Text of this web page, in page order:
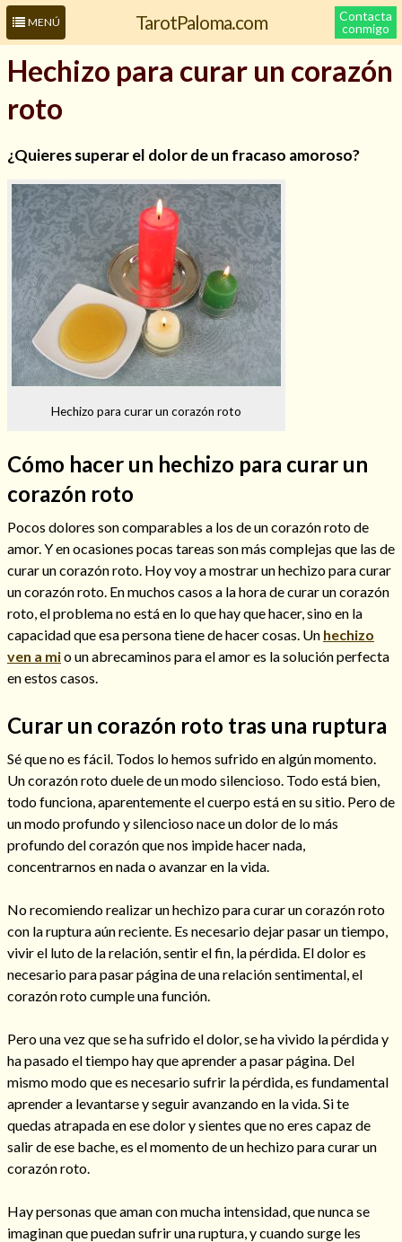
MENÚ TarotPaloma.com
Contacta
conmigo
Leer más sobre mí
Hechizos de amor
Amarre para recuperar a mi pareja
Cómo alejar a la amante de mi esposo
Hechizo para curar un corazón
roto
¿Quieres superar el dolor de un fracaso amoroso?
Hechizo para curar un corazón roto
Cómo hacer un hechizo para curar un
corazón roto
Pocos dolores son comparables a los de un corazón roto de
amor. Y en ocasiones pocas tareas son más complejas que las de
curar un corazón roto. Hoy voy a mostrar un hechizo para curar
un corazón roto. En muchos casos a la hora de curar un corazón
roto, el problema no está en lo que hay que hacer, sino en la
capacidad que esa persona tiene de hacer cosas. Un hechizo
ven a mio un abrecaminos para el amor es la solución perfecta
en estos casos.
Curar un corazón roto tras una ruptura
Sé que no es fácil. Todos lo hemos sufrido en algún momento.
Un corazón roto duele de un modo silencioso. Todo está bien,
todo funciona, aparentemente el cuerpo está en su sitio. Pero de
un modo profundo y silencioso nace un dolor de lo más
profundo del corazón que nos impide hacer nada,
concentrarnos en nada o avanzar en la vida.
No recomiendo realizar un hechizo para curar un corazón roto
con la ruptura aún reciente. Es necesario dejar pasar un tiempo,
vivir el luto de la relación, sentir el fin, la pérdida. El dolor es
necesario para pasar página de una relación sentimental, el
corazón roto cumple una función.
Pero una vez que se ha sufrido el dolor, se ha vivido la pérdida y
ha pasado el tiempo hay que aprender a pasar página. Del
mismo modo que es necesario sufrir la pérdida, es fundamental
aprender a levantarse y seguir avanzando en la vida. Si te
quedas atrapada en ese dolor y sientes que no eres capaz de
salir de ese bache, es el momento de un hechizo para curar un
corazón roto.
Hay personas que aman con mucha intensidad, que nunca se
imaginan que puedan sufrir una ruptura, y cuando surge les